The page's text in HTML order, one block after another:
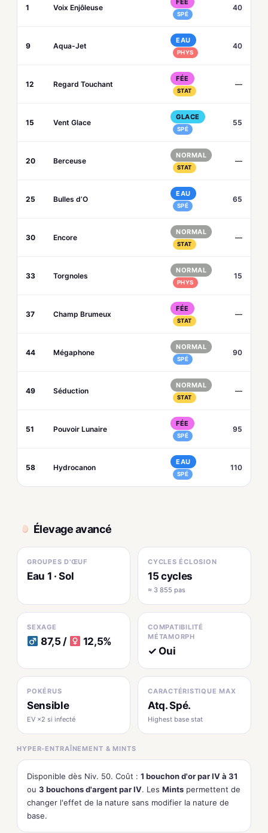
1 Voix Enjôleuse
FÉE
SPÉ
40
9 Aqua-Jet
EAU
PHYS
40
12 Regard Touchant
FÉE
STAT
—
15 Vent Glace
GLACE
SPÉ
55
20 Berceuse
NORMAL
STAT
—
25 Bulles d’O
EAU
SPÉ
65
30 Encore
NORMAL
STAT
—
33 Torgnoles
NORMAL
PHYS
15
37 Champ Brumeux
FÉE
STAT
—
44 Mégaphone
NORMAL
SPÉ
90
49 Séduction
NORMAL
STAT
—
51 Pouvoir Lunaire
FÉE
SPÉ
95
58 Hydrocanon
EAU
SPÉ
110
Élevage avancé
GROUPES D'ŒUF
Eau 1 · Sol
CYCLES ÉCLOSION
15 cycles
≈ 3 855 pas
SEXAGE
87,5 / 12,5%
COMPATIBILITÉ
MÉTAMORPH
✓ Oui
POKÉRUS
Sensible
EV ×2 si infecté
CARACTÉRISTIQUE MAX
Atq. Spé.
Highest base stat
HYPER-ENTRAÎNEMENT & MINTS
Disponible dès Niv. 50. Coût : 1 bouchon d'or par IV à 31
ou 3 bouchons d'argent par IV. Les Mints permettent de
changer l'effet de la nature sans modifier la nature de
base.